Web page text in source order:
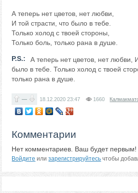
А теперь нет цветов, нет любви,
И той страсти, что было в тебе.
Только холод с твоей стороны,
Только боль, только рана в душе.
P.S.:
А теперь нет цветов, нет любви,
было в тебе. Только холод с твоей
только рана в душе.
— 18.12.202023:47 1660
Комментарии
Нет комментариев. Ваш будет первым!
Войдите илизарегистрируйтесь чтобы